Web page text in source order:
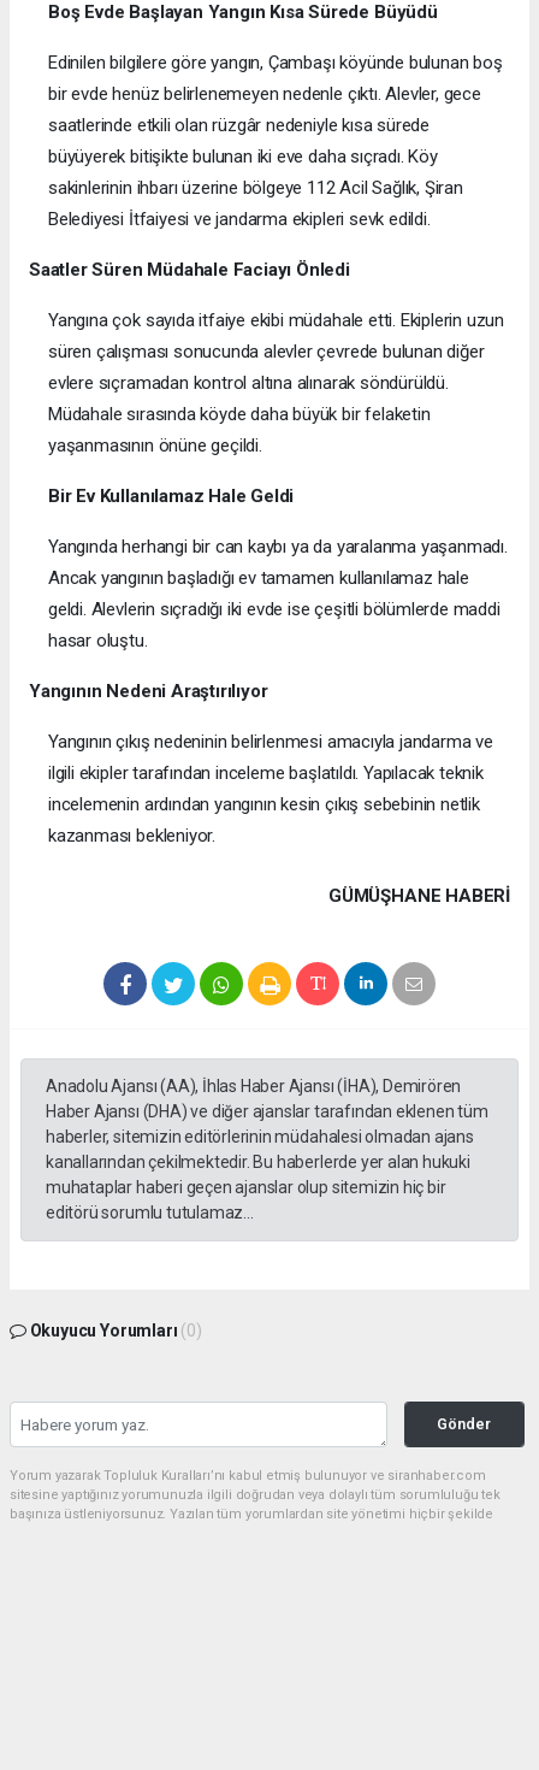
Boş Evde Başlayan Yangın Kısa Sürede Büyüdü
Edinilen bilgilere göre yangın, Çambaşı köyünde bulunan boş
bir evde henüz belirlenemeyen nedenle çıktı. Alevler, gece
saatlerinde etkili olan rüzgâr nedeniyle kısa sürede
büyüyerek bitişikte bulunan iki eve daha sıçradı. Köy
sakinlerinin ihbarı üzerine bölgeye 112 Acil Sağlık, Şiran
Belediyesi İtfaiyesi ve jandarma ekipleri sevk edildi.
Saatler Süren Müdahale Faciayı Önledi
Yangına çok sayıda itfaiye ekibi müdahale etti. Ekiplerin uzun
süren çalışması sonucunda alevler çevrede bulunan diğer
evlere sıçramadan kontrol altına alınarak söndürüldü.
Müdahale sırasında köyde daha büyük bir felaketin
yaşanmasının önüne geçildi.
Bir Ev Kullanılamaz Hale Geldi
Yangında herhangi bir can kaybı ya da yaralanma yaşanmadı.
Ancak yangının başladığı ev tamamen kullanılamaz hale
geldi. Alevlerin sıçradığı iki evde ise çeşitli bölümlerde maddi
hasar oluştu.
Yangının Nedeni Araştırılıyor
Yangının çıkış nedeninin belirlenmesi amacıyla jandarma ve
ilgili ekipler tarafından inceleme başlatıldı. Yapılacak teknik
incelemenin ardından yangının kesin çıkış sebebinin netlik
kazanması bekleniyor.
GÜMÜŞHANE HABERİ
Anadolu Ajansı (AA), İhlas Haber Ajansı (İHA), Demirören
Haber Ajansı (DHA) ve diğer ajanslar tarafından eklenen tüm
haberler, sitemizin editörlerinin müdahalesi olmadan ajans
kanallarından çekilmektedir. Bu haberlerde yer alan hukuki
muhataplar haberi geçen ajanslar olup sitemizin hiç bir
editörü sorumlu tutulamaz...
Okuyucu Yorumları (0)
Gönder
Yorum yazarak Topluluk Kuralları’nı kabul etmiş bulunuyor ve siranhaber.com
sitesine yaptığınız yorumunuzla ilgili doğrudan veya dolaylı tüm sorumluluğu tek
başınıza üstleniyorsunuz. Yazılan tüm yorumlardan site yönetimi hiçbir şekilde